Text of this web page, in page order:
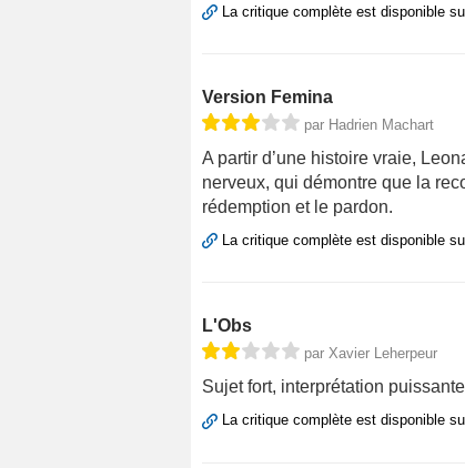
La critique complète est disponible
Version Femina
par Hadrien Machart
A partir d’une histoire vraie,
nerveux, qui démontre que la
rédemption et le pardon.
La critique complète est disponible
L'Obs
par Xavier Leherpeur
Sujet fort, interprétation
La critique complète est disponible